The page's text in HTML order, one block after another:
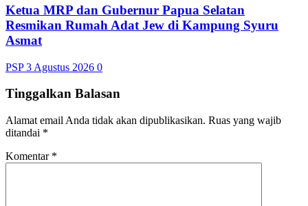
Ketua MRP dan Gubernur Papua Selatan
Resmikan Rumah Adat Jew di Kampung Syuru
Asmat
PSP3 Agustus 2026 0
Tinggalkan Balasan
Alamat email Anda tidak akan dipublikasikan. Ruas yang wajib
ditandai *
Komentar *